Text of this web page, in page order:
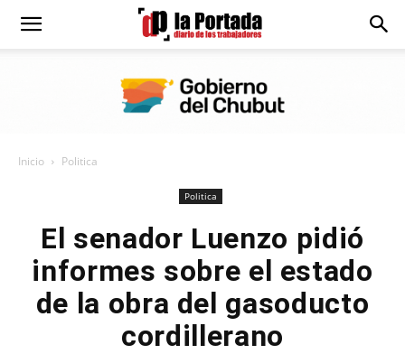
Diario
Inicio Politica
Politica
El senador Luenzo pidió
informes sobre el estado
de la obra del gasoducto
cordillerano